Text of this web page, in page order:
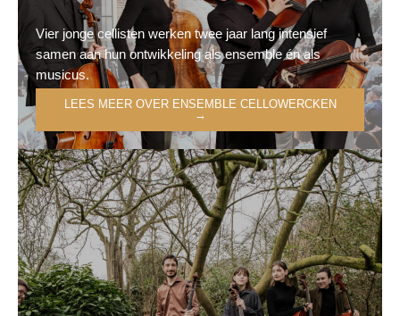
Vier jonge cellisten werken twee jaar lang intensief
samen aan hun ontwikkeling als ensemble én als
musicus.
LEES MEER OVER ENSEMBLE CELLOWERCKEN
→